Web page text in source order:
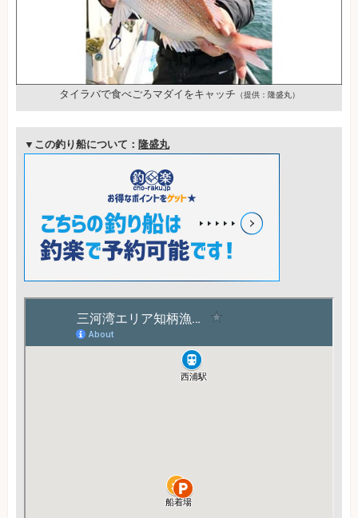
タイラバで食べごろマダイをキャッチ （提供：隆盛丸）
▼この釣り船について： 隆盛丸